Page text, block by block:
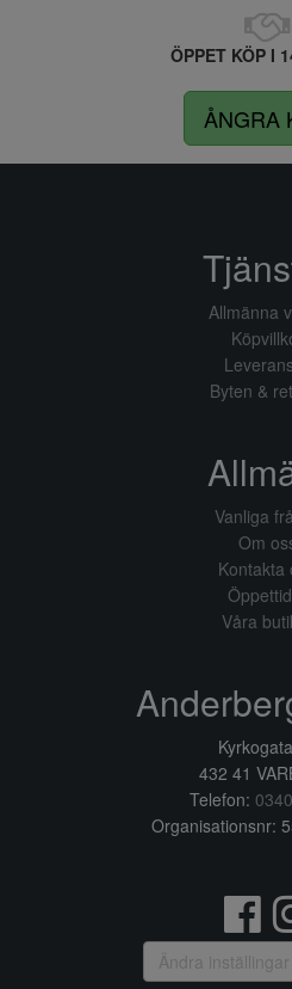
ÖPPET KÖP I
ÅNGRA
Allmänna
Byten &
Vanliga
Om
Kontakta
Våra
432 41
Telefon:
Organisationsnr:
Ändra